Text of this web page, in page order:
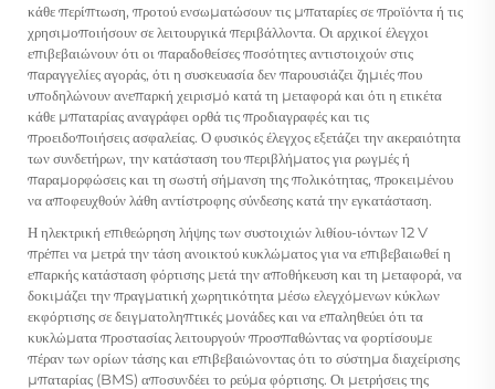
κάθε περίπτωση, προτού ενσωματώσουν τις μπαταρίες σε προϊόντα ή τις
χρησιμοποιήσουν σε λειτουργικά περιβάλλοντα. Οι αρχικοί έλεγχοι
επιβεβαιώνουν ότι οι παραδοθείσες ποσότητες αντιστοιχούν στις
παραγγελίες αγοράς, ότι η συσκευασία δεν παρουσιάζει ζημιές που
υποδηλώνουν ανεπαρκή χειρισμό κατά τη μεταφορά και ότι η ετικέτα
κάθε μπαταρίας αναγράφει ορθά τις προδιαγραφές και τις
προειδοποιήσεις ασφαλείας. Ο φυσικός έλεγχος εξετάζει την ακεραιότητα
των συνδετήρων, την κατάσταση του περιβλήματος για ρωγμές ή
παραμορφώσεις και τη σωστή σήμανση της πολικότητας, προκειμένου
να αποφευχθούν λάθη αντίστροφης σύνδεσης κατά την εγκατάσταση.
Η ηλεκτρική επιθεώρηση λήψης των συστοιχιών λιθίου-ιόντων 12 V
πρέπει να μετρά την τάση ανοικτού κυκλώματος για να επιβεβαιωθεί η
επαρκής κατάσταση φόρτισης μετά την αποθήκευση και τη μεταφορά, να
δοκιμάζει την πραγματική χωρητικότητα μέσω ελεγχόμενων κύκλων
εκφόρτισης σε δειγματοληπτικές μονάδες και να επαληθεύει ότι τα
κυκλώματα προστασίας λειτουργούν προσπαθώντας να φορτίσουμε
πέραν των ορίων τάσης και επιβεβαιώνοντας ότι το σύστημα διαχείρισης
μπαταρίας (BMS) αποσυνδέει το ρεύμα φόρτισης. Οι μετρήσεις της